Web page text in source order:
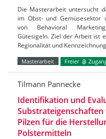
Die Masterarbeit untersucht
im Obst- und Gemüsesektor
von Behavioral
Gütesigeln. Ziel der Arbeit ist
Regionalität und
Masterarbeit Freier
Tilmann Pannecke
Identifikation und
Pilzen für die
Polstermitteln